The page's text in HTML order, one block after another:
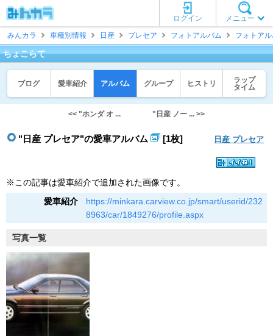
メニュー
ログイン
みんカラ
車種別情報 日産 プレセア フォトアルバム フォトア
ちょこらて
ブログ 愛車紹介 アルバム グループ ヒストリ
ラップ
タイム
<< "ホンダ オ ... "日産 ノー ... >>
"日産 プレセア"の愛車アルバム [1枚] 日産 プレセア
※この記事は愛車紹介で追加された画像です。
愛車紹介
https://minkara.carview.co.jp/smart/userid/232
8963/car/1849276/profile.aspx
写真一覧